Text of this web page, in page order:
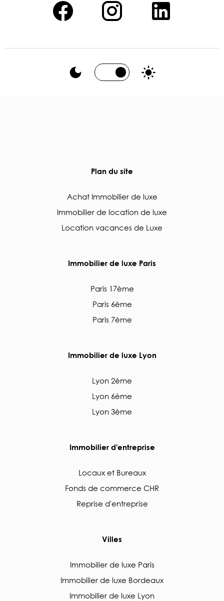
Plan du site
Achat Immobilier de luxe
Immobilier de location de luxe
Location vacances de Luxe
Immobilier de luxe Paris
Paris 17ème
Paris 6ème
Paris 7ème
Immobilier de luxe Lyon
Lyon 2ème
Lyon 6ème
Lyon 3ème
Immobilier d'entreprise
Locaux et Bureaux
Fonds de commerce CHR
Reprise d'entreprise
Villes
Immobilier de luxe Paris
Immobilier de luxe Bordeaux
Immobilier de luxe Lyon